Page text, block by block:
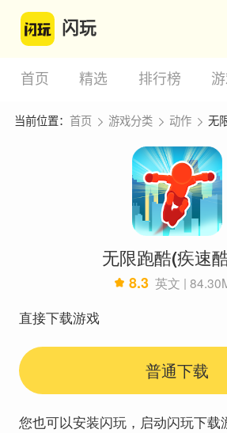
闪玩
首页 精选 排行榜
当前位置： 首页 游戏分类 动作 无
无限跑酷(疾速
8.3 英文 |
直接下载游戏
普通下载
您也可以安装闪玩，启动闪玩下载